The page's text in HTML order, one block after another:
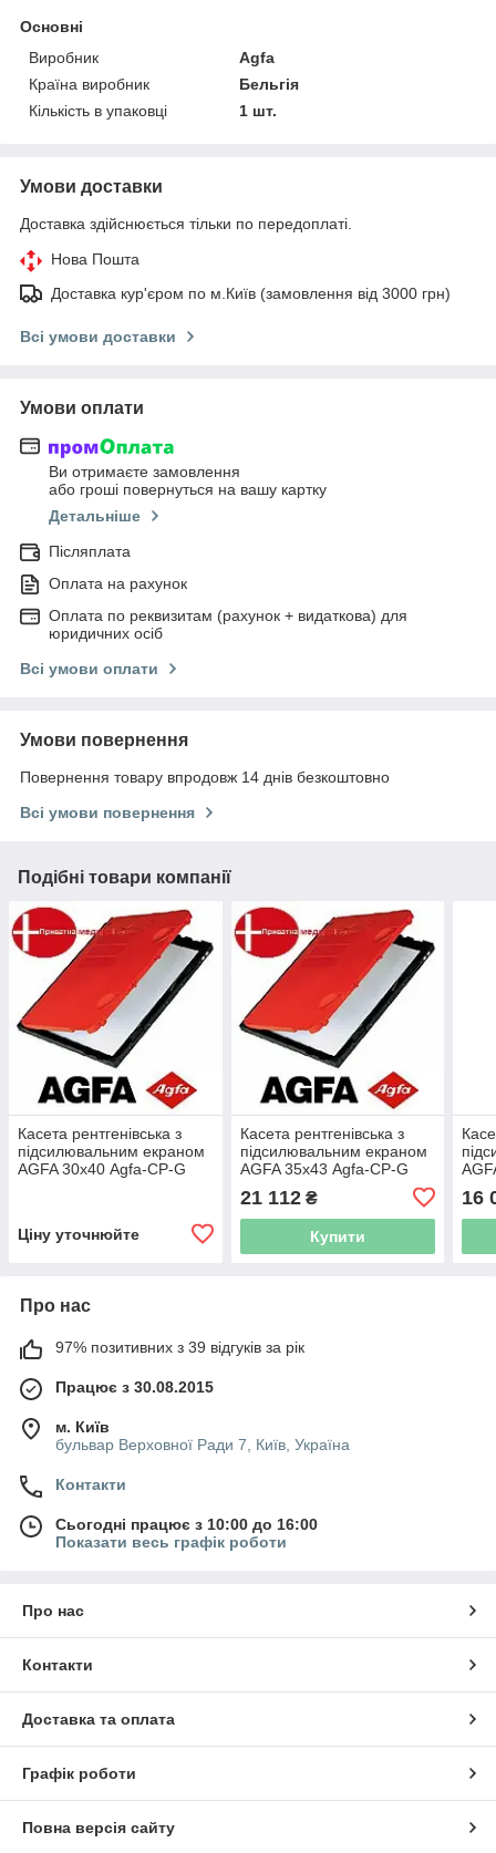
Основні
Виробник
Agfa
Країна виробник
Бельгія
Кількість в упаковці
1 шт.
Умови доставки
Доставка здійснюється тільки по передоплаті.
Нова Пошта
Доставка кур'єром по м.Київ (замовлення від 3000 грн)
Всі умови доставки
Умови оплати
Ви отримаєте замовлення
або гроші повернуться на вашу картку
Детальніше
Післяплата
Оплата на рахунок
Оплата по реквизитам (рахунок + видаткова) для
юридичних осіб
Всі умови оплати
Умови повернення
Повернення товару впродовж 14 днів безкоштовно
Всі умови повернення
Подібні товари компанії
Касета рентгенівська з
підсилювальним екраном
AGFA 30х40 Agfa-СР-G
Ціну уточнюйте
Касета рентгенівська з
підсилювальним екраном
AGFA 35х43 Agfa-СР-G
21 112₴
Купити
16
Про нас
97% позитивних з 39 відгуків за рік
Працює з 30.08.2015
м. Київ
бульвар Верховної Ради 7, Київ, Україна
Контакти
Сьогодні працює з 10:00 до 16:00
Показати весь графік роботи
Про нас
Контакти
Доставка та оплата
Графік роботи
Повна версія сайту